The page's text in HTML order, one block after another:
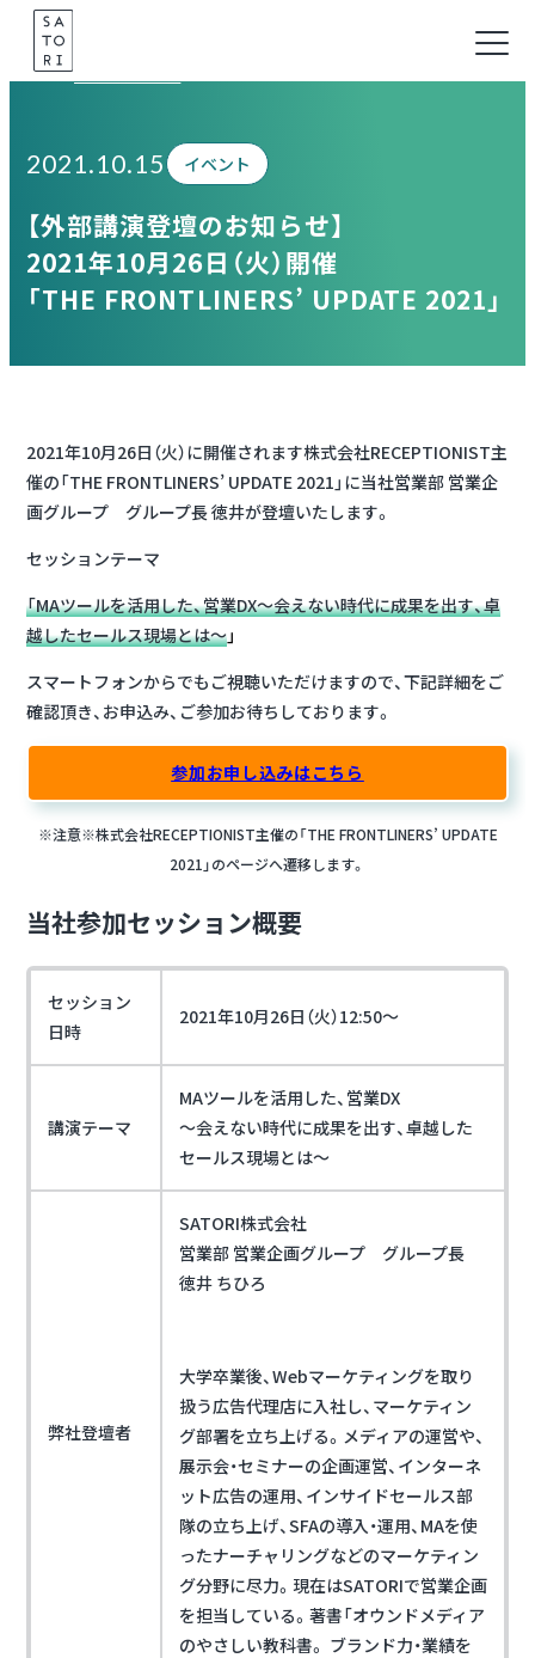
Skip
content
2021.10.15 イベント
【外部講演登壇のお知らせ】
2021年10月26日（火）開催
「THE FRONTLINERS’ UPDATE 2021」
2021年10月26日（火）に開催されます株式会社RECEPTIONIST主
催の「THE FRONTLINERS’ UPDATE 2021」に当社営業部 営業企
画グループ グループ長 徳井が登壇いたします。
セッションテーマ
「MAツールを活用した、営業DX～会えない時代に成果を出す、卓
越したセールス現場とは～」
スマートフォンからでもご視聴いただけますので、下記詳細をご
確認頂き、お申込み、ご参加お待ちしております。
参加お申し込みはこちら
※注意※株式会社RECEPTIONIST主催の「THE FRONTLINERS’ UPDATE
2021」のページへ遷移します。
当社参加セッション概要
セッション
日時
2021年10月26日（火）12:50～
講演テーマ
MAツールを活用した、営業DX
～会えない時代に成果を出す、卓越した
セールス現場とは～
弊社登壇者
SATORI株式会社
営業部 営業企画グループ グループ長
徳井 ちひろ
大学卒業後、Webマーケティングを取り
扱う広告代理店に入社し、マーケティン
グ部署を立ち上げる。メディアの運営や、
展示会・セミナーの企画運営、インターネ
ット広告の運用、インサイドセールス部
隊の立ち上げ、SFAの導入・運用、MAを使
ったナーチャリングなどのマーケティン
グ分野に尽力。現在はSATORIで営業企画
を担当している。著書「オウンドメディア
のやさしい教科書。 ブランド力・業績を